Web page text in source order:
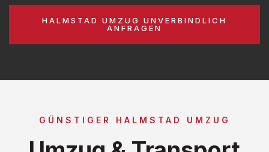
HALMSTAD UMZUG UNVERBINDLICH
ANFRAGEN
GÜNSTIGER HALMSTAD UMZUG